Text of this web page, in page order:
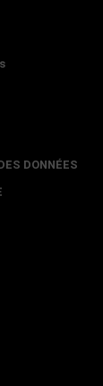
DONNÉES